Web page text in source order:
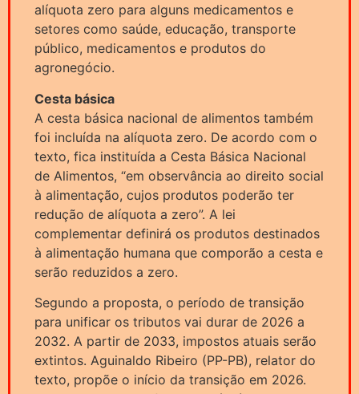
alíquota zero para alguns medicamentos e
setores como saúde, educação, transporte
público, medicamentos e produtos do
agronegócio.
Cesta básica
A cesta básica nacional de alimentos também
foi incluída na alíquota zero. De acordo com o
texto, fica instituída a Cesta Básica Nacional
de Alimentos, “em observância ao direito social
à alimentação, cujos produtos poderão ter
redução de alíquota a zero”. A lei
complementar definirá os produtos destinados
à alimentação humana que comporão a cesta e
serão reduzidos a zero.
Segundo a proposta, o período de transição
para unificar os tributos vai durar de 2026 a
2032. A partir de 2033, impostos atuais serão
extintos. Aguinaldo Ribeiro (PP-PB), relator do
texto, propõe o início da transição em 2026.